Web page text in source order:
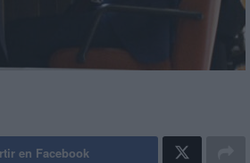
en Facebook